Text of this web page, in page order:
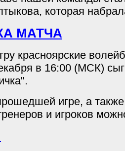
которая
МАТЧА
красноярские
в 16:00 (МСК)
игре, а
и игроков